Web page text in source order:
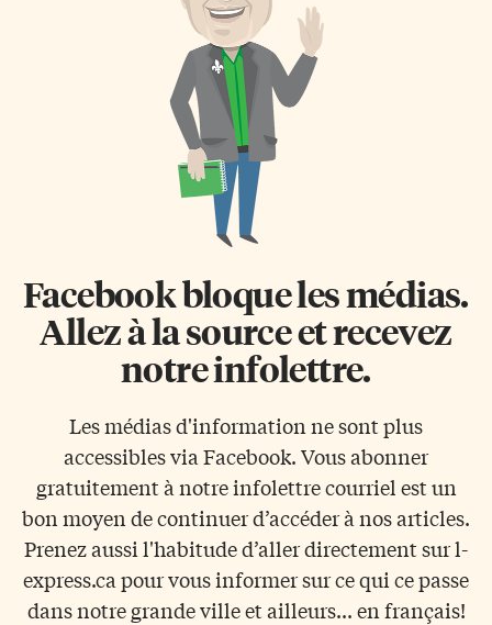
Facebook bloque les médias.
Allez à la source et recevez
notre infolettre.
Les médias d'information ne sont plus
accessibles via Facebook. Vous abonner
gratuitement à notre infolettre courriel est un
bon moyen de continuer d’accéder à nos articles.
Prenez aussi l'habitude d’aller directement sur l-
express.ca pour vous informer sur ce qui ce passe
dans notre grande ville et ailleurs... en français!